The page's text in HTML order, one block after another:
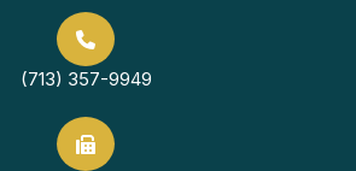
(713) 357-9949